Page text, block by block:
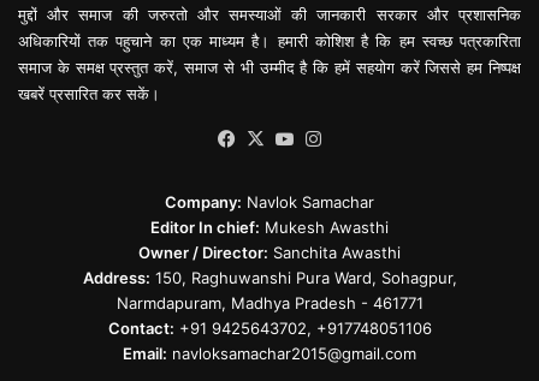
मुद्दों और समाज की जरुरतो और समस्याओं की जानकारी सरकार और प्रशासनिक
अधिकारियों तक पहुचाने का एक माध्यम है। हमारी कोशिश है कि हम स्वच्छ पत्रकारिता
समाज के समक्ष प्रस्तुत करें, समाज से भी उम्मीद है कि हमें सहयोग करें जिससे हम निष्पक्ष
खबरें प्रसारित कर सकें।
Facebook
X YouTube
Company: Navlok Samachar
Editor In chief: Mukesh Awasthi
Owner / Director: Sanchita Awasthi
Address: 150, Raghuwanshi Pura Ward, Sohagpur,
Narmdapuram, Madhya Pradesh - 461771
Contact: +91 9425643702, +917748051106
Email: navloksamachar2015@gmail.com